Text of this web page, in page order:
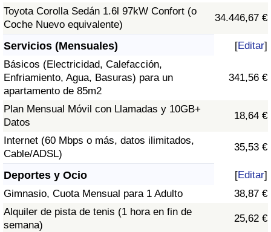
Toyota Corolla Sedán 1.6l 97kW Confort (o
Coche Nuevo equivalente)
34.446,67 €
Servicios (Mensuales) [Editar]
Básicos (Electricidad, Calefacción,
Enfriamiento, Agua, Basuras) para un
apartamento de 85m2
341,56 €
Plan Mensual Móvil con Llamadas y 10GB+
Datos
18,64 €
Internet (60 Mbps o más, datos ilimitados,
Cable/ADSL)
35,53 €
Deportes y Ocio [Editar]
Gimnasio, Cuota Mensual para 1 Adulto
38,87 €
Alquiler de pista de tenis (1 hora en fin de
semana)
25,62 €